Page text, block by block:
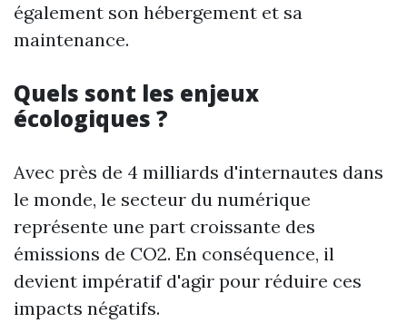
également son hébergement et sa
maintenance.
Quels sont les enjeux
écologiques ?
Avec près de 4 milliards d'internautes dans
le monde, le secteur du numérique
représente une part croissante des
émissions de CO2. En conséquence, il
devient impératif d'agir pour réduire ces
impacts négatifs.